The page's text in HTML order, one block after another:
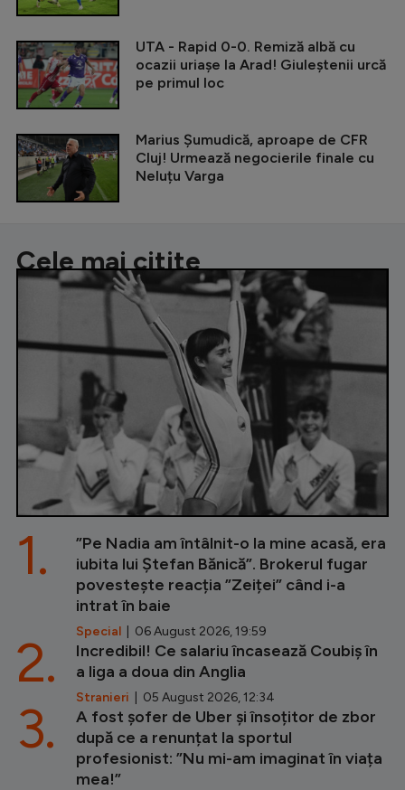
UTA - Rapid 0-0. Remiză albă cu
ocazii uriașe la Arad! Giuleștenii urcă
pe primul loc
Marius Șumudică, aproape de CFR
Cluj! Urmează negocierile finale cu
Neluțu Varga
Cele mai citite
”Pe Nadia am întâlnit-o la mine acasă, era
iubita lui Ștefan Bănică”. Brokerul fugar
povestește reacția ”Zeiței” când i-a
intrat în baie
Special | 06 August 2026, 19:59
1.
Incredibil! Ce salariu încasează Coubiș în
a liga a doua din Anglia
Stranieri | 05 August 2026, 12:34
2.
A fost șofer de Uber și însoțitor de zbor
după ce a renunțat la sportul
profesionist: ”Nu mi-am imaginat în viața
mea!”
3.